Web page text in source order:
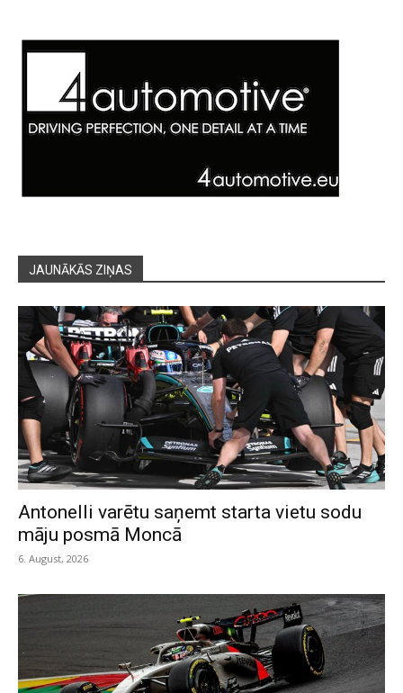
JAUNĀKĀS ZIŅAS
Antonelli varētu saņemt starta vietu sodu
māju posmā Moncā
6. August, 2026